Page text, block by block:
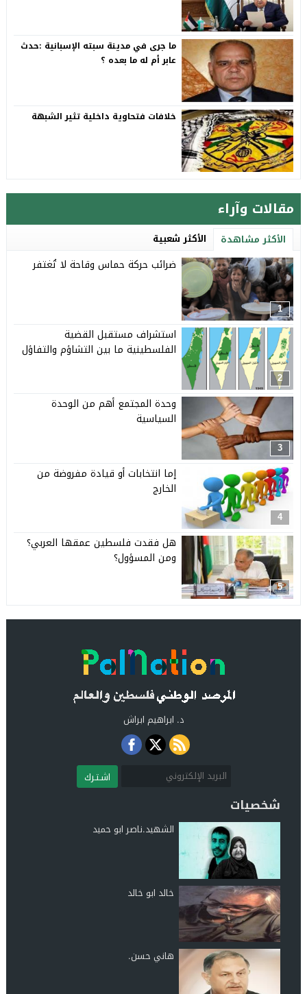
ما جرى في مدينة سبته الإسبانية :حدث
عابر أم له ما بعده ؟
خلافات فتحاوية داخلية تثير الشبهة
مقالات وآراء
الأكثر مشاهدة الأكثر شعبية
1
ضرائب حركة حماس وقاحة لا تُغتفر
2
استشراف مستقبل القضية
الفلسطينية ما بين التشاؤم والتفاؤل
3
وحدة المجتمع أهم من الوحدة
السياسية
4
إما انتخابات أو قيادة مفروضة من
الخارج
5
هل فقدت فلسطين عمقها العربي؟
ومن المسؤول؟
د. ابراهيم ابراش
اشـتـرك
شخصيات
الشهيد.ناصر ابو حميد
خالد ابو خالد
هاني حسن.